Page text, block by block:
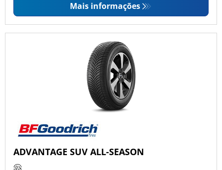
Mais informações
ADVANTAGE SUV ALL-SEASON